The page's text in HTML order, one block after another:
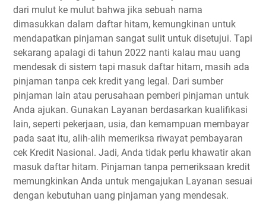
dari mulut ke mulut bahwa jika sebuah nama
dimasukkan dalam daftar hitam, kemungkinan untuk
mendapatkan pinjaman sangat sulit untuk disetujui. Tapi
sekarang apalagi di tahun 2022 nanti kalau mau uang
mendesak di sistem tapi masuk daftar hitam, masih ada
pinjaman tanpa cek kredit yang legal. Dari sumber
pinjaman lain atau perusahaan pemberi pinjaman untuk
Anda ajukan. Gunakan Layanan berdasarkan kualifikasi
lain, seperti pekerjaan, usia, dan kemampuan membayar
pada saat itu, alih-alih memeriksa riwayat pembayaran
cek Kredit Nasional. Jadi, Anda tidak perlu khawatir akan
masuk daftar hitam. Pinjaman tanpa pemeriksaan kredit
memungkinkan Anda untuk mengajukan Layanan sesuai
dengan kebutuhan uang pinjaman yang mendesak.